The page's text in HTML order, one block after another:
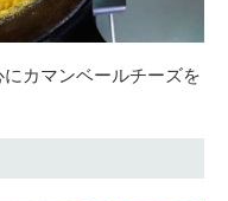
カマンベールチーズを